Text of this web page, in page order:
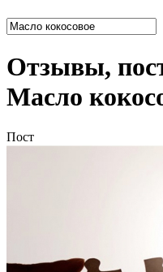
Отзывы,
Масло
Пост